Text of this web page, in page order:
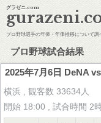
グラゼニ.com
プロ野球選手の年俸・年俸推移について調
プロ野球試合結果
2025年7月6日 DeNA
横浜 , 観客数 33634人
開始 18:00 , 試合時間 2